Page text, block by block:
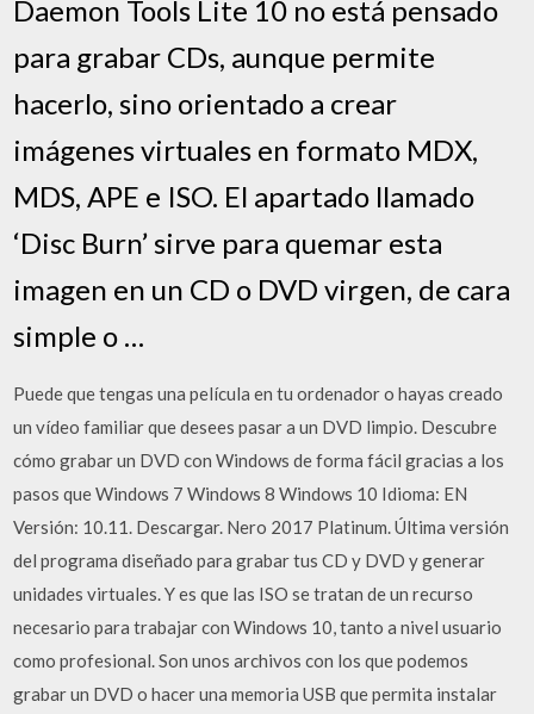
Daemon Tools Lite 10 no está pensado
para grabar CDs, aunque permite
hacerlo, sino orientado a crear
imágenes virtuales en formato MDX,
MDS, APE e ISO. El apartado llamado
‘Disc Burn’ sirve para quemar esta
imagen en un CD o DVD virgen, de cara
simple o …
Puede que tengas una película en tu ordenador o hayas creado
un vídeo familiar que desees pasar a un DVD limpio. Descubre
cómo grabar un DVD con Windows de forma fácil gracias a los
pasos que Windows 7 Windows 8 Windows 10 Idioma: EN
Versión: 10.11. Descargar. Nero 2017 Platinum. Última versión
del programa diseñado para grabar tus CD y DVD y generar
unidades virtuales. Y es que las ISO se tratan de un recurso
necesario para trabajar con Windows 10, tanto a nivel usuario
como profesional. Son unos archivos con los que podemos
grabar un DVD o hacer una memoria USB que permita instalar